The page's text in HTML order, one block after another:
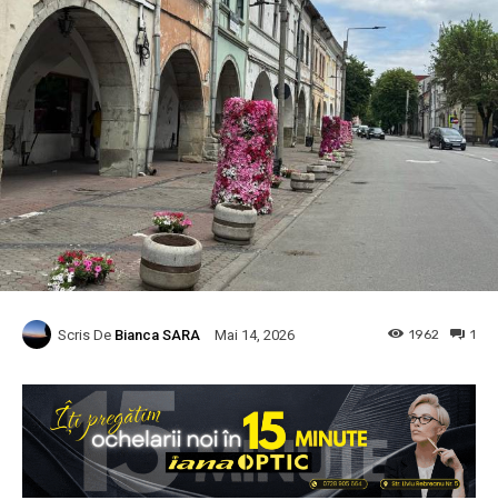
Scris De Bianca SARA Mai 14, 2026 1
1962